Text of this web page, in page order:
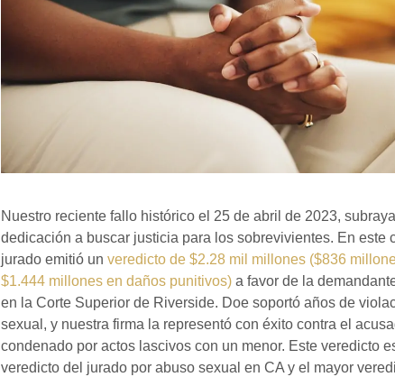
Nuestro reciente fallo histórico el 25 de abril de 2023,
dedicación a buscar justicia para los sobrevivientes. En este
jurado emitió un veredicto de $2.28 mil millones ($836
$1.444 millones en daños punitivos) a favor de la
en la Corte Superior de Riverside. Doe soportó años de
sexual, y nuestra firma la representó con éxito contra el
condenado por actos lascivos con un menor. Este veredicto
veredicto del jurado por abuso sexual en CA y el mayor